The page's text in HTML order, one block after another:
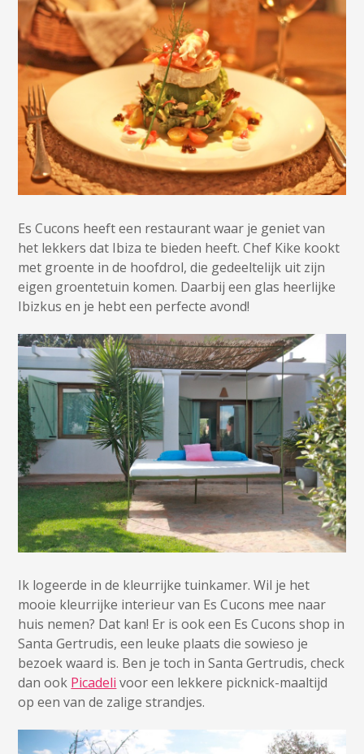
Es Cucons heeft een restaurant waar je geniet van
het lekkers dat Ibiza te bieden heeft. Chef Kike kookt
met groente in de hoofdrol, die gedeeltelijk uit zijn
eigen groentetuin komen. Daarbij een glas heerlijke
Ibizkus en je hebt een perfecte avond!
Ik logeerde in de kleurrijke tuinkamer. Wil je het
mooie kleurrijke interieur van Es Cucons mee naar
huis nemen? Dat kan! Er is ook een Es Cucons shop in
Santa Gertrudis, een leuke plaats die sowieso je
bezoek waard is. Ben je toch in Santa Gertrudis, check
dan ook Picadeli voor een lekkere picknick-maaltijd
op een van de zalige strandjes.